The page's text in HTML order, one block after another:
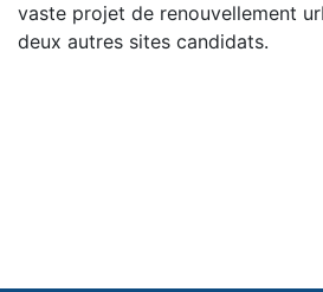
vaste projet de renouvellement
deux autres sites candidats.